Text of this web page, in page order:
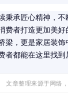
秉承匠心精神，
费者打造更加美
梁，更是家居装
者都能在这里找
文章整理来源于网络